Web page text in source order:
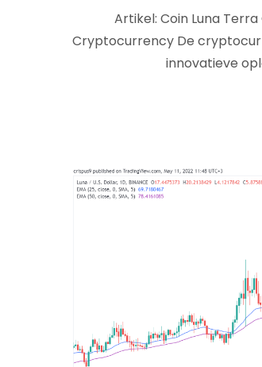
Artikel: Coin Luna
Cryptocurrency De
innovatieve